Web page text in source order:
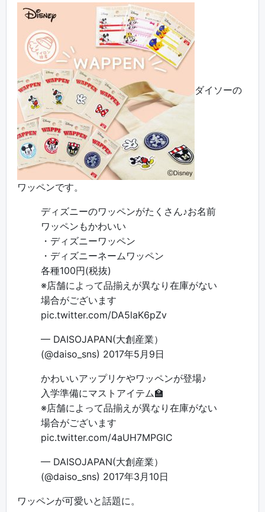
ダイソーの
ワッペンです。
ディズニーのワッペンがたくさん♪お名前
ワッペンもかわいい
・ディズニーワッペン
・ディズニーネームワッペン
各種100円(税抜)
※店舗によって品揃えが異なり在庫がない
場合がございます
pic.twitter.com/DA5laK6pZv
— DAISOJAPAN(大創産業）
(@daiso_sns) 2017年5月9日
かわいいアップリケやワッペンが登場♪
入学準備にマストアイテム🏫
※店舗によって品揃えが異なり在庫がない
場合がございます
pic.twitter.com/4aUH7MPGlC
— DAISOJAPAN(大創産業）
(@daiso_sns) 2017年3月10日
ワッペンが可愛いと話題に。